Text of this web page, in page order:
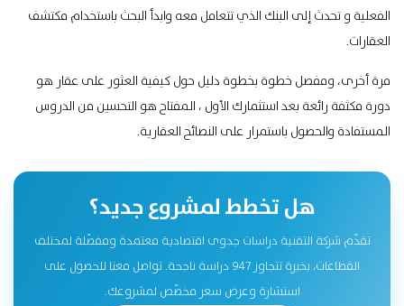
الفعلية و تحدث إلى البنك الذي تتعامل معه وابدأ البحث باستخدام مكتشف
العقارات.
مرة أخرى، ومفصل خطوة بخطوة دليل حول كيفية العثور على عقار هو
دورة مكثفة رائعة بعد استثمارك الأول ، المفتاح هو التحسين من الدروس
المستفادة والحصول باستمرار على النصائح العقارية.
هل تخطط لمشروع جديد؟
تقدّم شركة التقنية دراسات جدوى اقتصادية معتمدة ومفصّلة لمختلف
القطاعات، بخبرة تتجاوز 947 دراسة ناجحة. تواصل معنا للحصول على
استشارة وعرض سعر مخصّص لمشروعك.